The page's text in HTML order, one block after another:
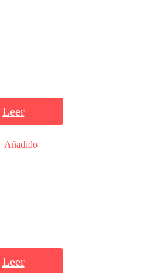
Leer
Añadido
Leer